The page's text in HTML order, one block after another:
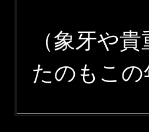
（象牙や
たのもこの